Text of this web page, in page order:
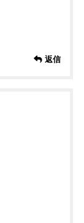
返信